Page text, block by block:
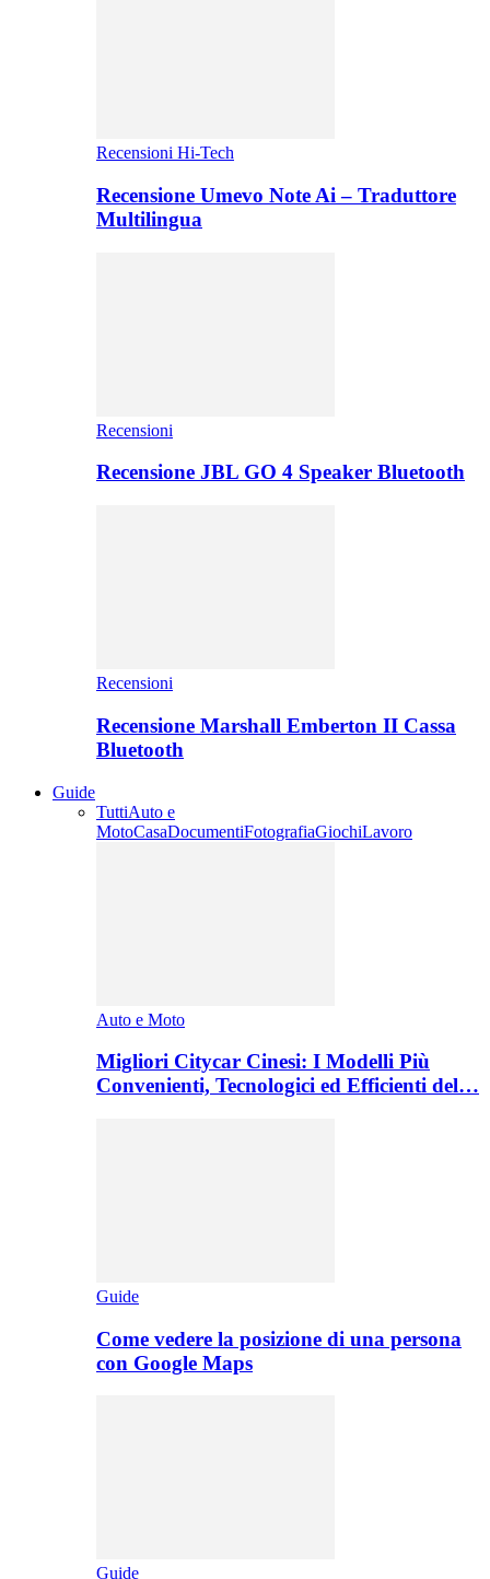
Recensioni Hi-Tech
Recensione Umevo Note Ai – Traduttore
Multilingua
Recensioni
Recensione JBL GO 4 Speaker Bluetooth
Recensioni
Recensione Marshall Emberton II Cassa
Bluetooth
Guide
TuttiAuto e
MotoCasaDocumentiFotografiaGiochiLavoro
Auto e Moto
Migliori Citycar Cinesi: I Modelli Più
Convenienti, Tecnologici ed Efficienti del…
Guide
Come vedere la posizione di una persona
con Google Maps
Guide